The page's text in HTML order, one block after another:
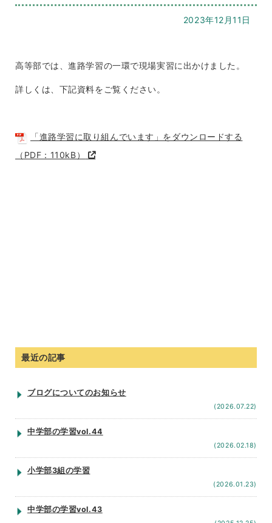
2023年12月11日
高等部では、進路学習の一環で現場実習に出かけました。
詳しくは、下記資料をご覧ください。
「進路学習に取り組んでいます」をダウンロードする
（PDF：110kB）
最近の記事
ブログについてのお知らせ
(2026.07.22)
中学部の学習vol.44
(2026.02.18)
小学部3組の学習
(2026.01.23)
中学部の学習vol.43